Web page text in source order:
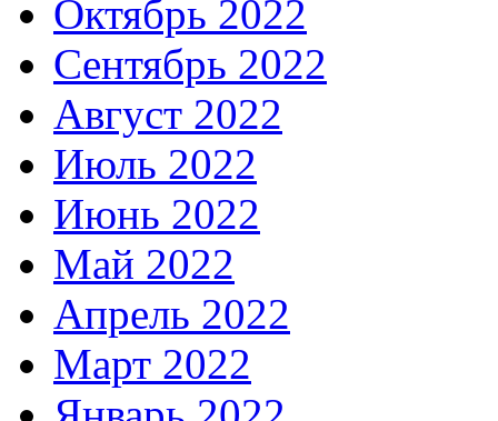
Октябрь 2022
Сентябрь 2022
Август 2022
Июль 2022
Июнь 2022
Май 2022
Апрель 2022
Март 2022